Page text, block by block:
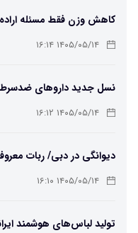
کاهش وزن فقط مسئله
نگه دارد۱۴۰۵/۰۵/۱۴ ۱۶:۱۴
نسل جدید داروهای
۱۴۰۵/۰۵/۱۴ ۱۶:۱۲
دیوانگی در دبی/ ربات
۱۴۰۵/۰۵/۱۴ ۱۶:۱۰
تولید لباس‌های هوشمند